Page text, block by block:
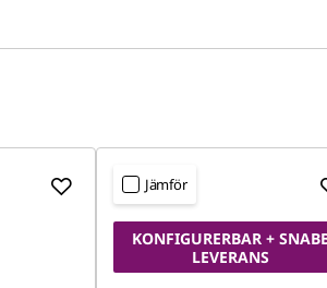
Jämför
KONFIGURERBAR +
LEVERANS